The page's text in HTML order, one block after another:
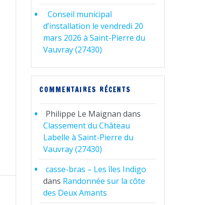
Conseil municipal
d’installation le vendredi 20
mars 2026 à Saint-Pierre du
Vauvray (27430)
COMMENTAIRES RÉCENTS
Philippe Le Maignan dans
Classement du Château
Labelle à Saint-Pierre du
Vauvray (27430)
casse-bras – Les îles Indigo
dans Randonnée sur la côte
des Deux Amants